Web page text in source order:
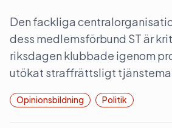
Den fackliga
dess medlemsförbund ST är
riksdagen klubbade igenom
utökat straffrättsligt
Opinionsbildning Politik